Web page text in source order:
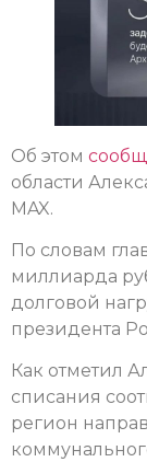
Об этом
области
MAX.
По словам
миллиарда
долговой
президента
Как отметил
списания
регион